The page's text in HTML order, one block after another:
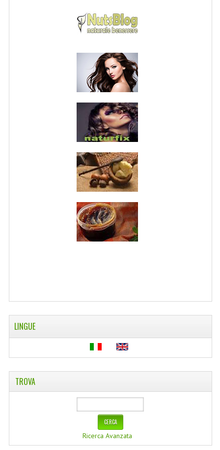
NORMATIVA PRIVACY
CONDIZIONI DI VENDITA
MAPPA DEL SITO
BUONO REGALO F.A.Q.
CANCELLA NEWSLETTER
BLOG
FREE-INFO
PIANTE
VISO
WELLNESS
FITOTERAPIA NEWS
LINEA OK
MONDO MANCINO
TUMBLR
SCAMBIO LINKS
CONTATTACI
LINGUE
TROVA
Ricerca Avanzata